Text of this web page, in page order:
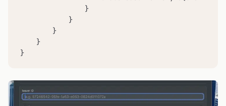
                }
            }
        }
    }
}